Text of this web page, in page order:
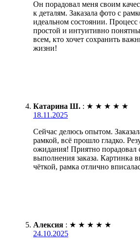
Он порадовал меня своим
к деталям. Заказала фото с
идеальном состоянии.
простой и интуитивно
всем, кто хочет сохранить
жизни!
Катарина Ш. : ★ ★ ★ ★ ★
18.11.2025
Сейчас делюсь опытом.
рамкой, всё прошло гладко.
ожидания! Приятно порадовал
выполнения заказа. Картинка
чёткой, рамка отлично
Алексия : ★ ★ ★ ★ ★
24.10.2025